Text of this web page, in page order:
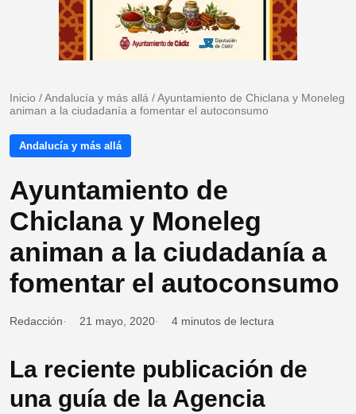
Inicio /Andalucía y más allá /Ayuntamiento de Chiclana y Moneleg
animan a la ciudadanía a fomentar el autoconsumo
Andalucía y más allá
Ayuntamiento de
Chiclana y Moneleg
animan a la ciudadanía a
fomentar el autoconsumo
Redacción 21 mayo, 2020 4 minutos de lectura
La reciente publicación de
una guía de la Agencia